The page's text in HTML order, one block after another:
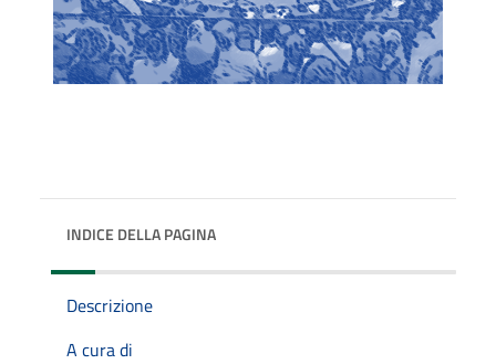
INDICE DELLA PAGINA
Descrizione
A cura di